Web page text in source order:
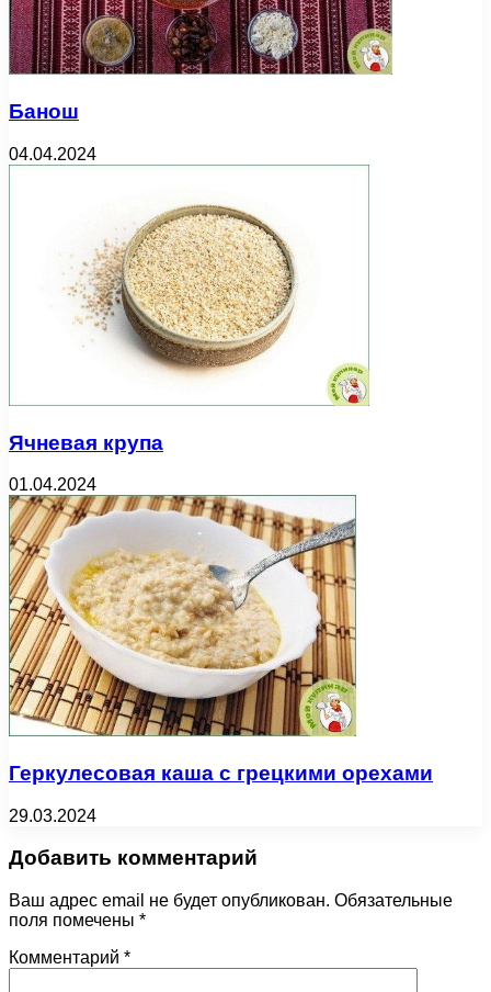
Банош
04.04.2024
Ячневая крупа
01.04.2024
Геркулесовая каша с грецкими орехами
29.03.2024
Добавить комментарий
Ваш адрес email не будет опубликован. Обязательные
поля помечены *
Комментарий *